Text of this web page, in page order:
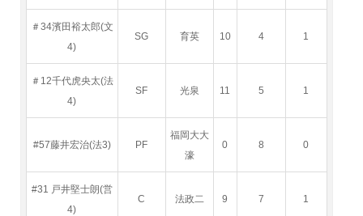
＃34濱田裕太郎(文
4)
SG 育英 10 4 1
＃12千代虎央太(法
4)
SF 光泉 11 5 1
#57藤井宏治(法3) PF
福岡大大
濠
0 8 0
#31 戸井堅士朗(営
4)
C 法政二 9 7 1